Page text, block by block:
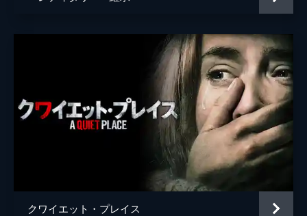
クワイエット・プレイス